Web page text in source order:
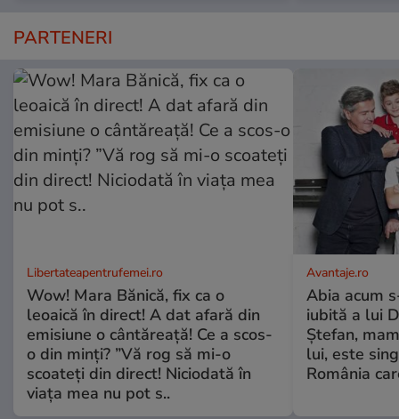
PARTENERI
Libertateapentrufemei.ro
Wow! Mara Bănică, fix ca o
leoaică în direct! A dat afară din
emisiune o cântăreață! Ce a scos-
o din minți? ”Vă rog să mi-o
scoateți din direct! Niciodată în
viața mea nu pot s..
Avantaje.ro
Abia acum
iubită a lui
Ștefan,
lui, este
România